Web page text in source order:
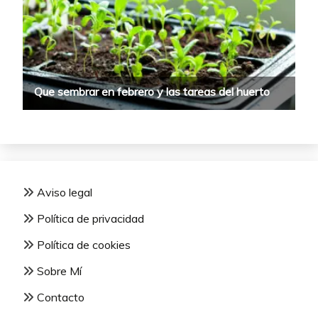
Aviso legal
Política de privacidad
Política de cookies
Sobre Mí
Contacto